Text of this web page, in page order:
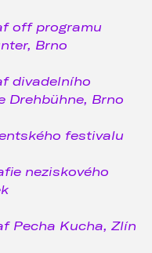
off programu
Brno
divadelního
Drehbühne, Brno
festivalu
neziskového
Pecha Kucha, Zlín